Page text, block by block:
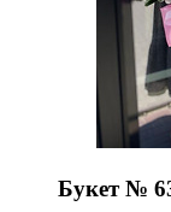
Букет №